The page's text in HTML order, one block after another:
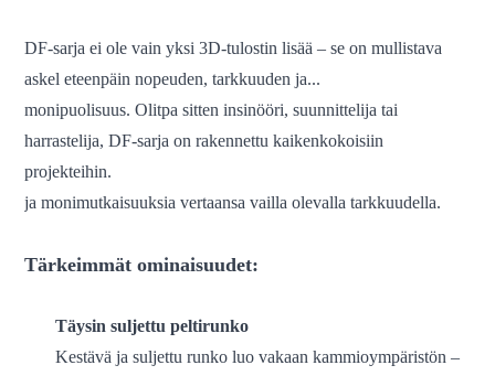
DF-sarja ei ole vain yksi 3D-tulostin lisää – se on mullistava
askel eteenpäin nopeuden, tarkkuuden ja...
monipuolisuus.Olitpa sitten insinööri, suunnittelija tai
harrastelija, DF-sarja on rakennettu kaikenkokoisiin
projekteihin.
ja monimutkaisuuksia vertaansa vailla olevalla tarkkuudella.
Tärkeimmät ominaisuudet:
Täysin suljettu peltirunko
Kestävä ja suljettu runko luo vakaan kammioympäristön –